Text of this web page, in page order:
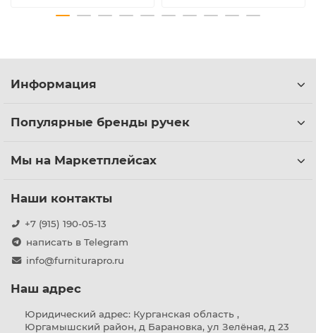
Информация
Популярные бренды ручек
Мы на Маркетплейсах
Наши контакты
+7 (915) 190-05-13
написать в Telegram
info@furniturapro.ru
Наш адрес
Юридический адрес: Курганская область ,
Юргамышский район, д Барановка, ул Зелёная, д 23